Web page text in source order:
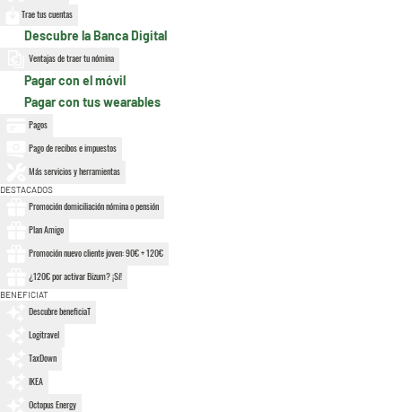
Trae tus cuentas
Descubre la Banca Digital
Ventajas de traer tu nómina
Pagar con el móvil
Pagar con tus wearables
Pagos
Pago de recibos e impuestos
Más servicios y herramientas
DESTACADOS
Promoción domiciliación nómina o pensión
Plan Amigo
Promoción nuevo cliente joven: 90€ + 120€
¿120€ por activar Bizum? ¡Sí!
BENEFICIAT
Descubre beneficiaT
Logitravel
TaxDown
IKEA
Octopus Energy